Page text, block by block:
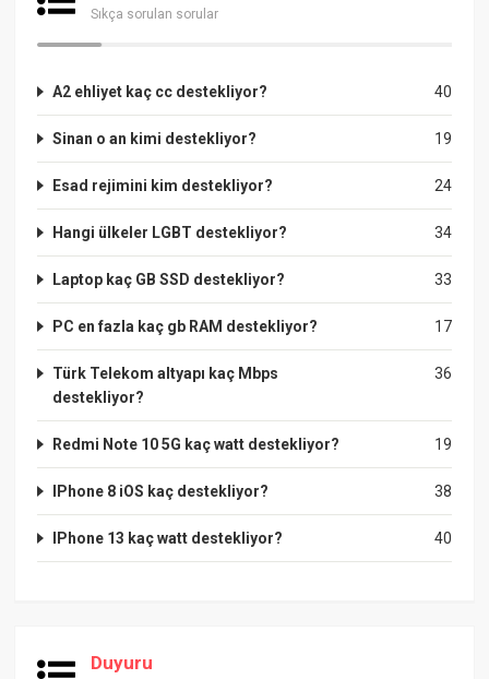
Sıkça sorulan sorular
40
A2 ehliyet kaç cc destekliyor?
19
Sinan o an kimi destekliyor?
24
Esad rejimini kim destekliyor?
34
Hangi ülkeler LGBT destekliyor?
33
Laptop kaç GB SSD destekliyor?
17
PC en fazla kaç gb RAM destekliyor?
36
Türk Telekom altyapı kaç Mbps
destekliyor?
19
Redmi Note 10 5G kaç watt destekliyor?
38
IPhone 8 iOS kaç destekliyor?
40
IPhone 13 kaç watt destekliyor?
Duyuru